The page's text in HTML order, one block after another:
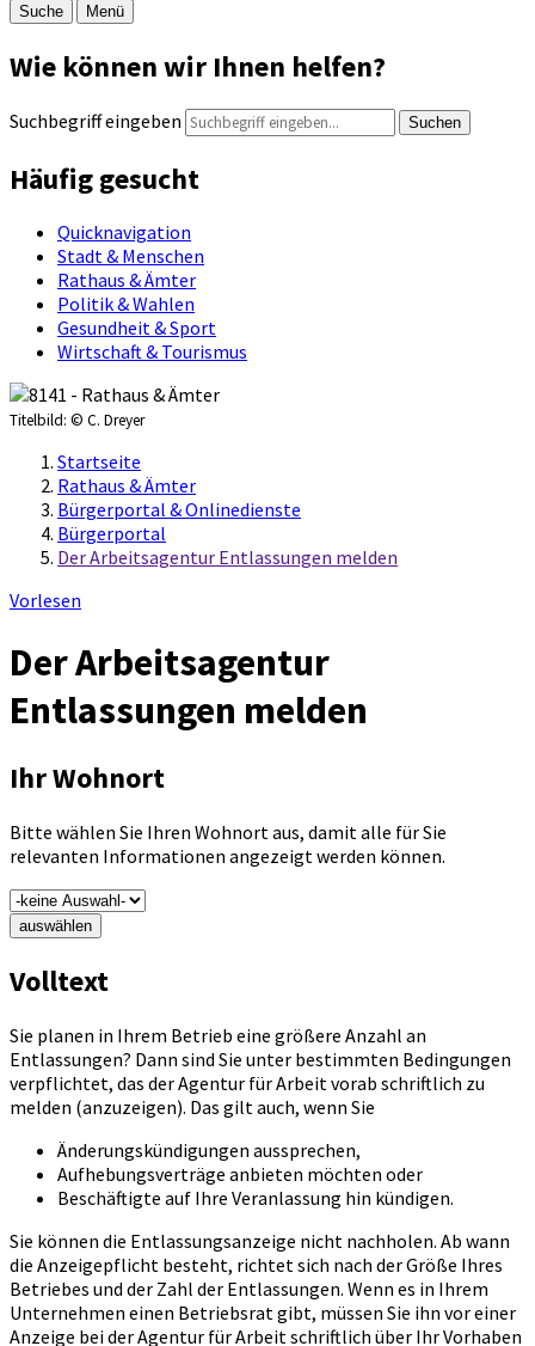
Suche Menü
Wie können wir Ihnen helfen?
Suchbegriff eingeben Suchen
Häufig gesucht
Quicknavigation
Stadt & Menschen
Rathaus & Ämter
Politik & Wahlen
Gesundheit & Sport
Wirtschaft & Tourismus
Titelbild: © C. Dreyer
Startseite
Rathaus & Ämter
Bürgerportal & Onlinedienste
Bürgerportal
Der Arbeitsagentur Entlassungen melden
Vorlesen
Der Arbeitsagentur
Entlassungen melden
Ihr Wohnort
Bitte wählen Sie Ihren Wohnort aus, damit alle für Sie
relevanten Informationen angezeigt werden können.
auswählen
Volltext
Sie planen in Ihrem Betrieb eine größere Anzahl an
Entlassungen? Dann sind Sie unter bestimmten Bedingungen
verpflichtet, das der Agentur für Arbeit vorab schriftlich zu
melden (anzuzeigen). Das gilt auch, wenn Sie
Änderungskündigungen aussprechen,
Aufhebungsverträge anbieten möchten oder
Beschäftigte auf Ihre Veranlassung hin kündigen.
Sie können die Entlassungsanzeige nicht nachholen. Ab wann
die Anzeigepflicht besteht, richtet sich nach der Größe Ihres
Betriebes und der Zahl der Entlassungen. Wenn es in Ihrem
Unternehmen einen Betriebsrat gibt, müssen Sie ihn vor einer
Anzeige bei der Agentur für Arbeit schriftlich über Ihr Vorhaben